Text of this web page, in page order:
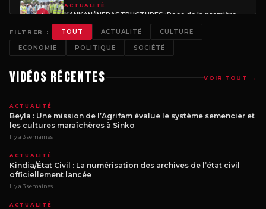
ACTUALITÉ
KANKAN/INFRASTRUCTURES :Pose de la première pierre du musée et du centre culturel régional de Kankan
2 semaines ago
ACTUALITÉ
ACTUALITÉ
FILTRER : TOUT ACTUALITÉ CULTURE
ECONOMIE POLITIQUE SOCIÉTÉ
Vidéos Récentes VOIR TOUT →
ACTUALITÉ
Beyla : Une mission de l’Agrifam évalue le système semencier et
les cultures maraîchères à Sinko
Il y a 3 semaines
ACTUALITÉ
Kindia/État Civil : La numérisation des archives de l’état civil
officiellement lancée
Il y a 3 semaines
ACTUALITÉ